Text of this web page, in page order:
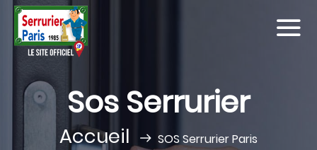
Sos Serrurier
Accueil SOS Serrurier Paris